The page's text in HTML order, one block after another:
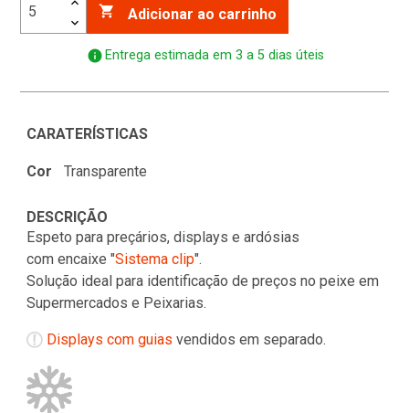
 Adicionar ao carrinho
info Entrega estimada em 3 a 5 dias úteis
CARATERÍSTICAS
Cor Transparente
DESCRIÇÃO
Espeto para preçários, displays e ardósias
com encaixe "Sistema clip".
Solução ideal para identificação de preços no peixe em
Supermercados e Peixarias.
Displays com guias vendidos em separado.